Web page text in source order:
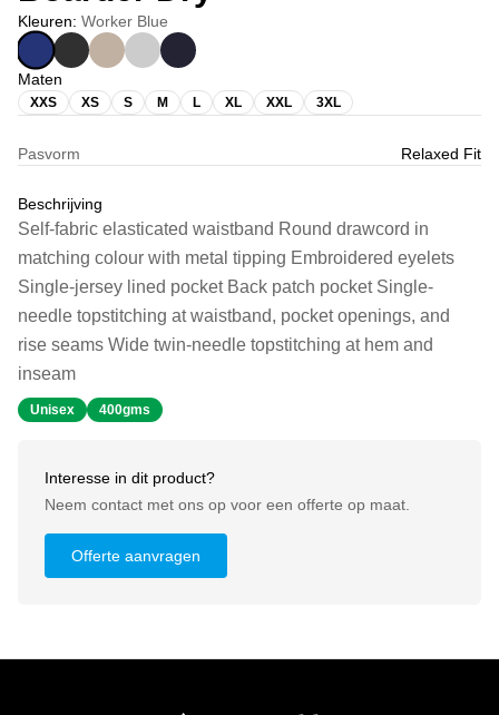
Kleuren: Worker Blue
Maten
XXS XS S M L XL XXL 3XL
Pasvorm Relaxed Fit
Beschrijving
Self-fabric elasticated waistband Round drawcord in
matching colour with metal tipping Embroidered eyelets
Single-jersey lined pocket Back patch pocket Single-
needle topstitching at waistband, pocket openings, and
rise seams Wide twin-needle topstitching at hem and
inseam
Unisex 400gms
Interesse in dit product?
Neem contact met ons op voor een offerte op maat.
Offerte aanvragen